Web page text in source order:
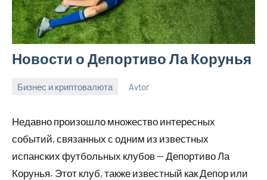
Новости о Депортиво Ла Корунья
Бизнес и криптовалюта
2023
Avtor
Недавно произошло множество интересных
событий, связанных с одним из известных
испанских футбольных клубов — Депортиво Ла
Корунья. Этот клуб, также известный как Депор или